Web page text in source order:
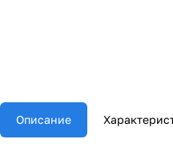
Описание